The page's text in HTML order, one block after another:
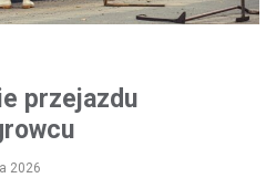
przejazdu
2026